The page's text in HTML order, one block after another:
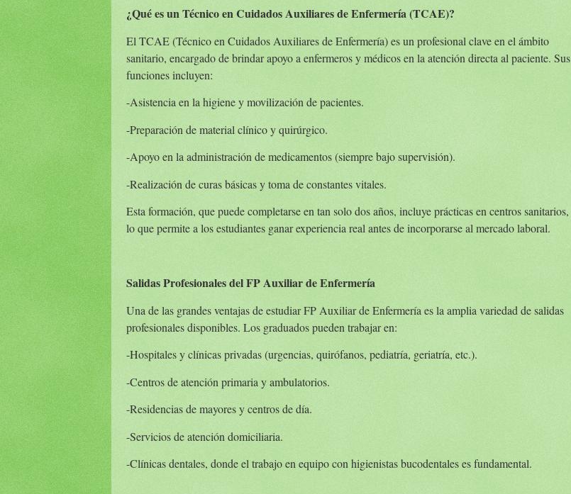
¿Qué es un Técnico en Cuidados Auxiliares de Enfermería (TCAE)?
El TCAE (Técnico en Cuidados Auxiliares de Enfermería) es un profesional clave en el ámbito
sanitario, encargado de brindar apoyo a enfermeros y médicos en la atención directa al paciente. Sus
funciones incluyen:
-Asistencia en la higiene y movilización de pacientes.
-Preparación de material clínico y quirúrgico.
-Apoyo en la administración de medicamentos (siempre bajo supervisión).
-Realización de curas básicas y toma de constantes vitales.
Esta formación, que puede completarse en tan solo dos años, incluye prácticas en centros sanitarios,
lo que permite a los estudiantes ganar experiencia real antes de incorporarse al mercado laboral.
Salidas Profesionales del FP Auxiliar de Enfermería
Una de las grandes ventajas de estudiar FP Auxiliar de Enfermería es la amplia variedad de salidas
profesionales disponibles. Los graduados pueden trabajar en:
-Hospitales y clínicas privadas (urgencias, quirófanos, pediatría, geriatría, etc.).
-Centros de atención primaria y ambulatorios.
-Residencias de mayores y centros de día.
-Servicios de atención domiciliaria.
-Clínicas dentales, donde el trabajo en equipo con higienistas bucodentales es fundamental.